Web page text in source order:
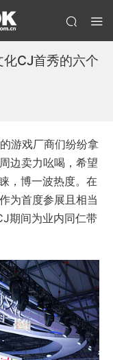
CJ首秀的六个
游戏厂商们纷纷拿
边卖力吆喝，希望
，博一波热度。在
为首度参展且相当
期间为业内同仁带